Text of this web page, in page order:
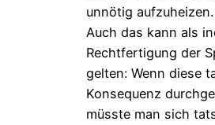
unnötig aufzuheizen.
Auch das kann als
Rechtfertigung der
gelten: Wenn diese
Konsequenz
müsste man sich